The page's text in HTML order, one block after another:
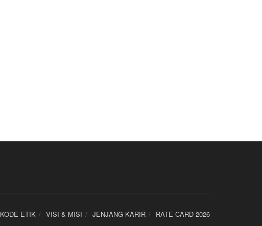
KODE ETIK VISI & MISI JENJANG KARIR RATE CARD 2026